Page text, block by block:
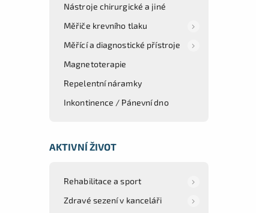
Nástroje chirurgické a jiné
Měřiče krevního tlaku
Měřící a diagnostické přístroje
Magnetoterapie
Repelentní náramky
Inkontinence / Pánevní dno
AKTIVNÍ ŽIVOT
Rehabilitace a sport
Zdravé sezení v kanceláři